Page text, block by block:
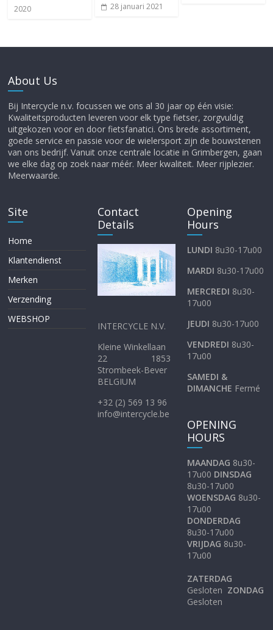
2020
28 januari 2021
About Us
Bij Intercycle n.v. focussen we ons al 30 jaar op één visie:
Kwaliteitsproducten leveren voor elk type fietser, zorgvuldig
uitgekozen voor en door fietsfanatici. Ons brede assortiment,
goede service en passie voor de wielersport zijn de bouwstenen
van ons bedrijf. Vanuit onze centrale locatie in Grimbergen, gaan
we elke dag op zoek naar méér. Meer kwaliteit. Meer rijplezier.
Meerwaarde.
Site
Home
Klantendienst
Merken
Verzending
WEBSHOP
Contact
Details
INTERCYCLE N.V.
Kleine Winkellaan
22 1853
Strombeek-Bever
BELGIUM
+32 (2) 569 13 96
info@intercycle.be
Opening
Hours
LUNDI 8u30-17u00
MARDI 8u30-17u00
MERCREDI 8u30-
17u00
JEUDI 8u30-17u00
VENDREDI 8u30-
17u00
SAMEDI &
DIMANCHE Fermé
OPENING
HOURS
MAANDAG 8u30-
17u00 DINSDAG
8u30-17u00
WOENSDAG 8u30-
17u00
DONDERDAG
8u30-17u00
VRIJDAG 8u30-
17u00
ZATERDAG
Gesloten ZONDAG
Gesloten